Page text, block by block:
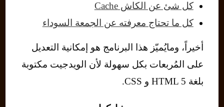
كل شئ عن الكاش Cache
كل ما تحتاج معرفته عن الجمعة السوداء
أخيراً، ومايُميّز هذا البرنامج هو إمكانية التعديل
على المُربعات بكل سهولة لأن الويدجيت مكتوبة
بلغة HTML 5 و CSS.